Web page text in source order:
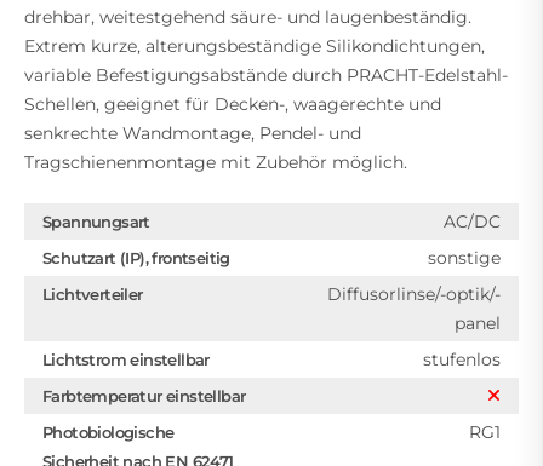
drehbar, weitestgehend säure- und laugenbeständig.
Extrem kurze, alterungsbeständige Silikondichtungen,
variable Befestigungsabstände durch PRACHT-Edelstahl-
Schellen, geeignet für Decken-, waagerechte und
senkrechte Wandmontage, Pendel- und
Tragschienenmontage mit Zubehör möglich.
Spannungsart AC/DC
Schutzart (IP), frontseitig sonstige
Lichtverteiler
Diffusorlinse/-optik/-
panel
Lichtstrom einstellbar stufenlos
Farbtemperatur einstellbar
Photobiologische
Sicherheit nach EN 62471
RG1